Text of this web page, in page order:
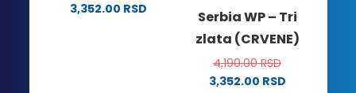
3,352.00 RSD
Serbia WP – Tri
zlata (CRVENE)
4,190.00RSD
3,352.00 RSD